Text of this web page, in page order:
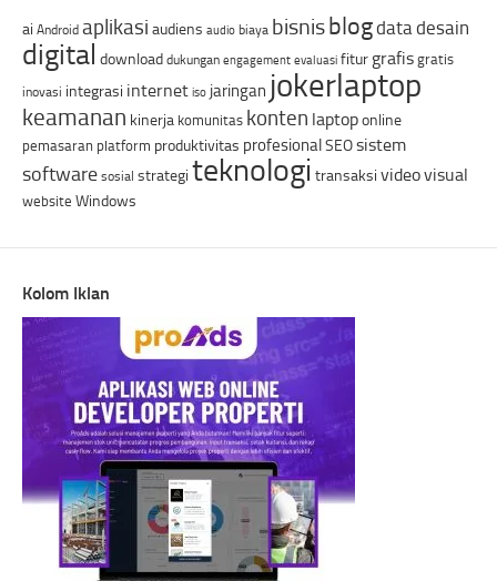
ai Android aplikasi audiens audio biaya bisnisblogdatadesain
digital download dukungan engagement evaluasi fitur grafis gratis
inovasi integrasi internet iso jaringan jokerlaptop
keamanan kinerja komunitas konten laptoponline
pemasaran platform produktivitas profesionalSEOsistem
software sosial strategi teknologi transaksi videovisual
website Windows
Kolom Iklan